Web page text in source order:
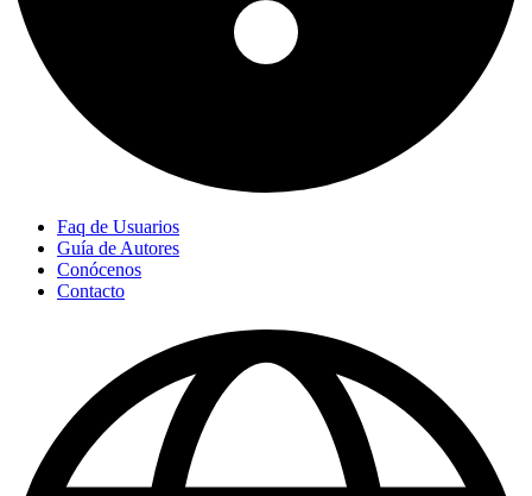
Faq de Usuarios
Guía de Autores
Conócenos
Contacto